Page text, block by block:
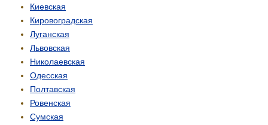
Киевская
Кировоградская
Луганская
Львовская
Николаевская
Одесская
Полтавская
Ровенская
Сумская